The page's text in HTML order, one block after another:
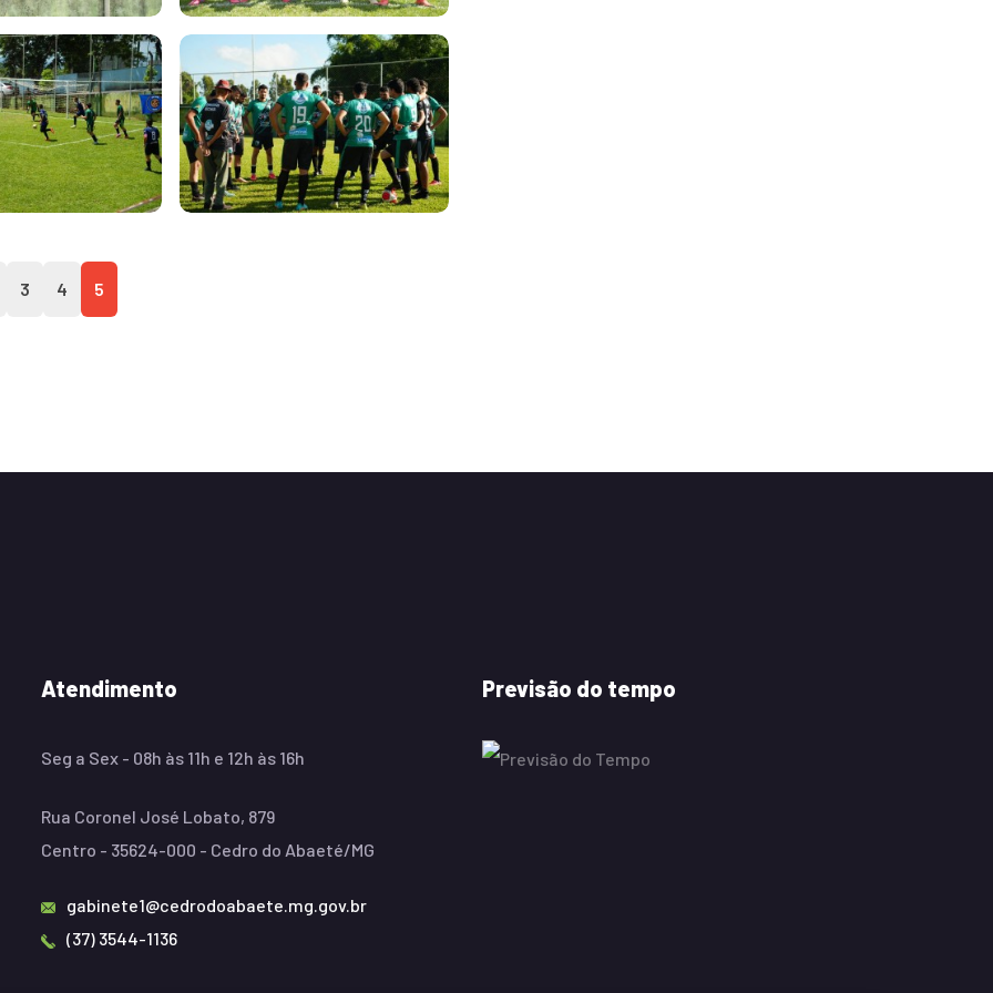
3 4 5
Atendimento
Seg a Sex - 08h às 11h e 12h às 16h
Rua Coronel José Lobato, 879
Centro - 35624-000 - Cedro do Abaeté/MG
gabinete1@cedrodoabaete.mg.gov.br
(37) 3544-1136
Previsão do tempo